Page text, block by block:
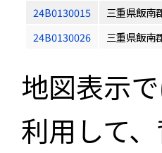
24B0130015
三重県飯南
24B0130026
三重県飯南
地図表示
利用して